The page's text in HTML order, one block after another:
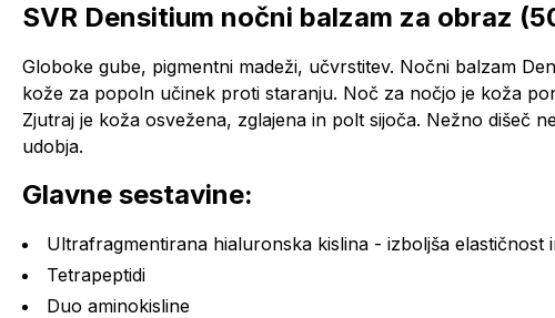
SVR Densitium nočni balzam za obraz
Globoke gube, pigmentni madeži, učvrstitev. Nočni balzam
kože za popoln učinek proti staranju. Noč za nočjo je koža
Zjutraj je koža osvežena, zglajena in polt sijoča. Nežno dišeč
udobja.
Glavne sestavine:
Ultrafragmentirana hialuronska kislina - izboljša
Tetrapeptidi
Duo aminokisline